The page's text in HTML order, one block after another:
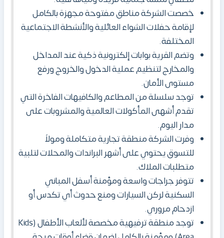
خصصت الشركة مناطق مفتوحة مجهزة بالكامل
لإقامة حفلات الشواء العائلية والأنشطة الاجتماعية
المختلفة.
وتضم القرية بوابات إلكترونية ذكية عند المداخل
والمخارج لتنظيم عملية الدخول والخروج ورفع
مستوى الأمان.
توجد سلسلة من المطاعم والكافيهات الفاخرة التي
تقدم أشهى المأكولات العالمية والمشروبات على
مدار اليوم.
وفرت الشركة منطقة تجارية متكاملة ومولاً
للتسوق يحتوي على أشهر البراندات والمحلات لتلبية
متطلبات الملاك.
تتوفر جراجات واسعة ومؤمنة أسفل المباني
السكنية لركن السيارات ومنع حدوث أي تكدس أو
ازدحام مروري.
توجد منطقة ترفيهية مخصصة لألعاب الأطفال (Kids